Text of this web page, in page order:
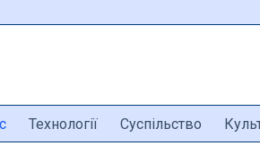
Технології Суспільство